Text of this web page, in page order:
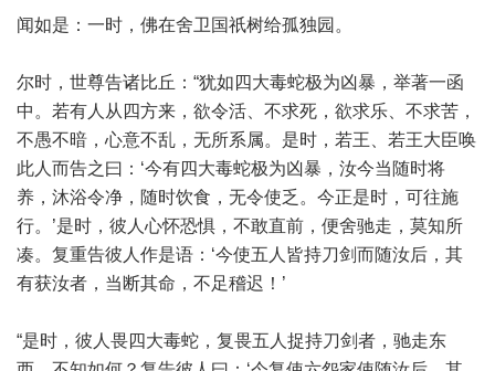
闻如是：一时，佛在舍卫国祇树给孤独园。
尔时，世尊告诸比丘：“犹如四大毒蛇极为凶暴，举著一函
中。若有人从四方来，欲令活、不求死，欲求乐、不求苦，
不愚不暗，心意不乱，无所系属。是时，若王、若王大臣唤
此人而告之曰：‘今有四大毒蛇极为凶暴，汝今当随时将
养，沐浴令净，随时饮食，无令使乏。今正是时，可往施
行。’是时，彼人心怀恐惧，不敢直前，便舍驰走，莫知所
凑。复重告彼人作是语：‘今使五人皆持刀剑而随汝后，其
有获汝者，当断其命，不足稽迟！’
“是时，彼人畏四大毒蛇，复畏五人捉持刀剑者，驰走东